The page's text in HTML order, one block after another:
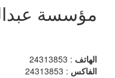
مؤسسة
الهاتف : 24313853
الفاكس : 24313853